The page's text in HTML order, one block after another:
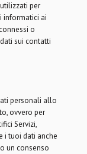
per
informatici ai
o
sui contatti
personali allo
ovvero per
Servizi,
i tuoi dati anche
un consenso